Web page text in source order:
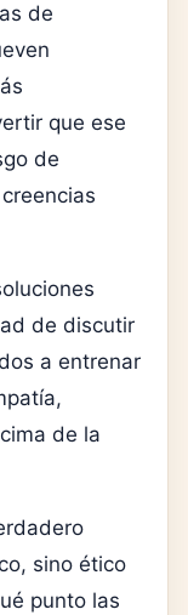
de
que ese
de
de discutir
a entrenar
de la
sino ético
punto las